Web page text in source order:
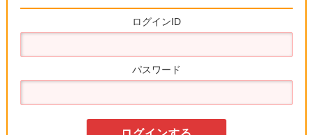
ログインID
パスワード